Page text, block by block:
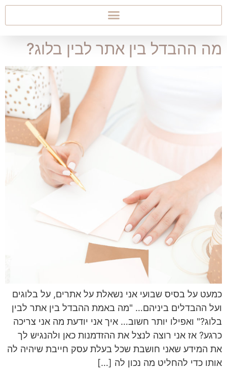
מה ההבדל בין אתר לבין בלוג?
כמעט על בסיס שבועי אני נשאלת על אתרים, על בלוגים
ועל ההבדלים ביניהם… "מה באמת ההבדל בין אתר לבין
בלוג?" ואפילו יותר חשוב… איך אני יודעת מה אני צריכה
כרגע? אז אני רוצה לנצל את ההזדמנות כאן ולהנגיש לך
את המידע שאני חושבת שכל בעלת עסק חייבת שיהיה לה
אותו כדי להחליט מה נכון לה […]